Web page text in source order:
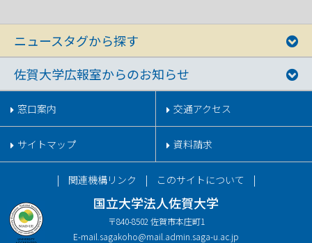
ニュースタグから探す
佐賀大学広報室からのお知らせ
窓口案内 交通アクセス
サイトマップ 資料請求
国立大学法人佐賀大学
〒840-8502 佐賀市本庄町1
E-mail. sagakoho@mail.admin.saga-u.ac.jp
関連機構リンク このサイトについて